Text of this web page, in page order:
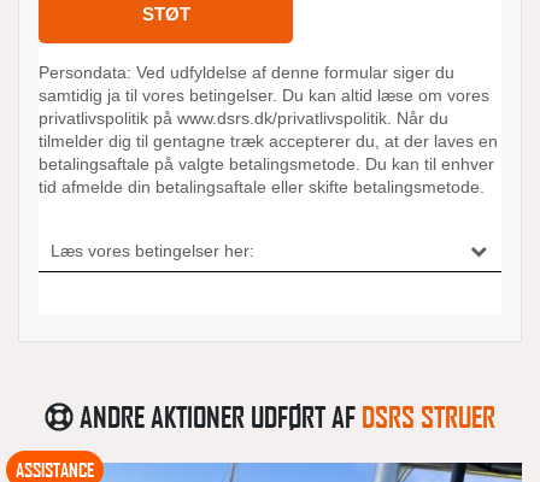
ANDRE AKTIONER UDFØRT AF DSRS STRUER
ASSISTANCE